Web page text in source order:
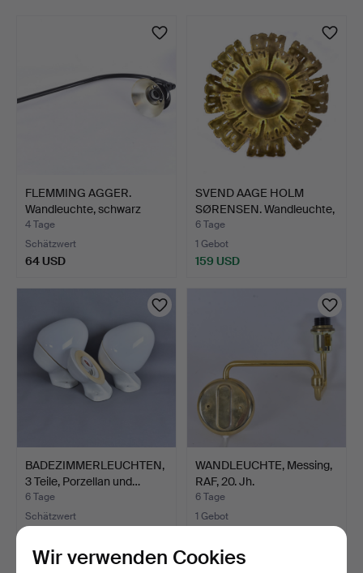
FLEMMING AGGER.
Wandleuchte, schwarz
lacki…
4 Tage
Schätzwert
64 USD
SVEND AAGE HOLM
SØRENSEN. Wandleuchte,
Mes…
6 Tage
1 Gebot
159 USD
BADEZIMMERLEUCHTEN,
3 Teile, Porzellan und…
6 Tage
Schätzwert
WANDLEUCHTE, Messing,
RAF, 20. Jh.
6 Tage
1 Gebot
Wir verwenden Cookies